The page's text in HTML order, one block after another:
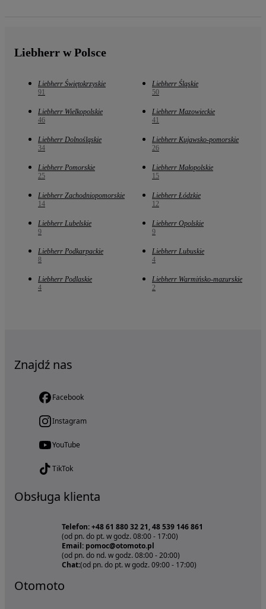
Liebherr w Polsce
Liebherr Świętokrzyskie
91
Liebherr Śląskie
50
Liebherr Wielkopolskie
46
Liebherr Mazowieckie
41
Liebherr Dolnośląskie
34
Liebherr Kujawsko-pomorskie
26
Liebherr Pomorskie
25
Liebherr Małopolskie
15
Liebherr Zachodniopomorskie
14
Liebherr Łódzkie
12
Liebherr Lubelskie
9
Liebherr Opolskie
9
Liebherr Podkarpackie
8
Liebherr Lubuskie
4
Liebherr Podlaskie
4
Liebherr Warmińsko-mazurskie
2
Znajdź nas
Facebook
Instagram
YouTube
TikTok
Obsługa klienta
Telefon: +48 61 880 32 21, 48 539 146 861
(od pn. do pt. w godz. 08:00 - 17:00)
Email: pomoc@otomoto.pl
(od pn. do nd. w godz. 08:00 - 20:00)
Chat:(od pn. do pt. w godz. 09:00 - 17:00)
Otomoto